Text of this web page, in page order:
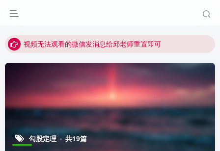
视频无法观看的微信发消息给邱老师重置即可
勾股定理 共19篇